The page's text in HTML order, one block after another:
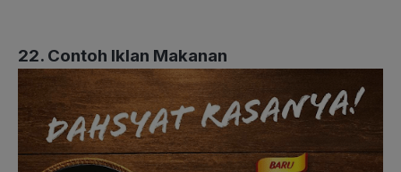
22. Contoh Iklan Makanan